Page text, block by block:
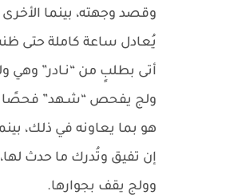
وقصد وجهته، بينما
يُعادل ساعة كاملة حتى
أتى بطلبٍ من “نـادر”
ولج يفحص “شـهد” فحصًا
هو بما يعاونه في ذلك،
إن تفيق وتُدرك ما حدث
وولج يقف بجوارها.